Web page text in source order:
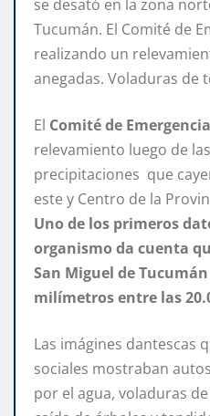
se desató en la zona
Tucumán. El Comité de
realizando un
anegadas. Voladuras de
El Comité de
relevamiento luego de
precipitaciones que
este y Centro de la
Uno de los primeros
organismo da cuenta
San Miguel de
milímetros entre las
Las imágines dantescas
sociales mostraban
por el agua, voladuras